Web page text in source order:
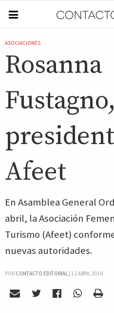
ASOCIACIONES
Rosanna
Afeet
En Asamblea General
abril, la Asociación
Turismo (Afeet)
nuevas autoridades.
POR CONTACTO EDITORIAL| 12 ABRIL 2018